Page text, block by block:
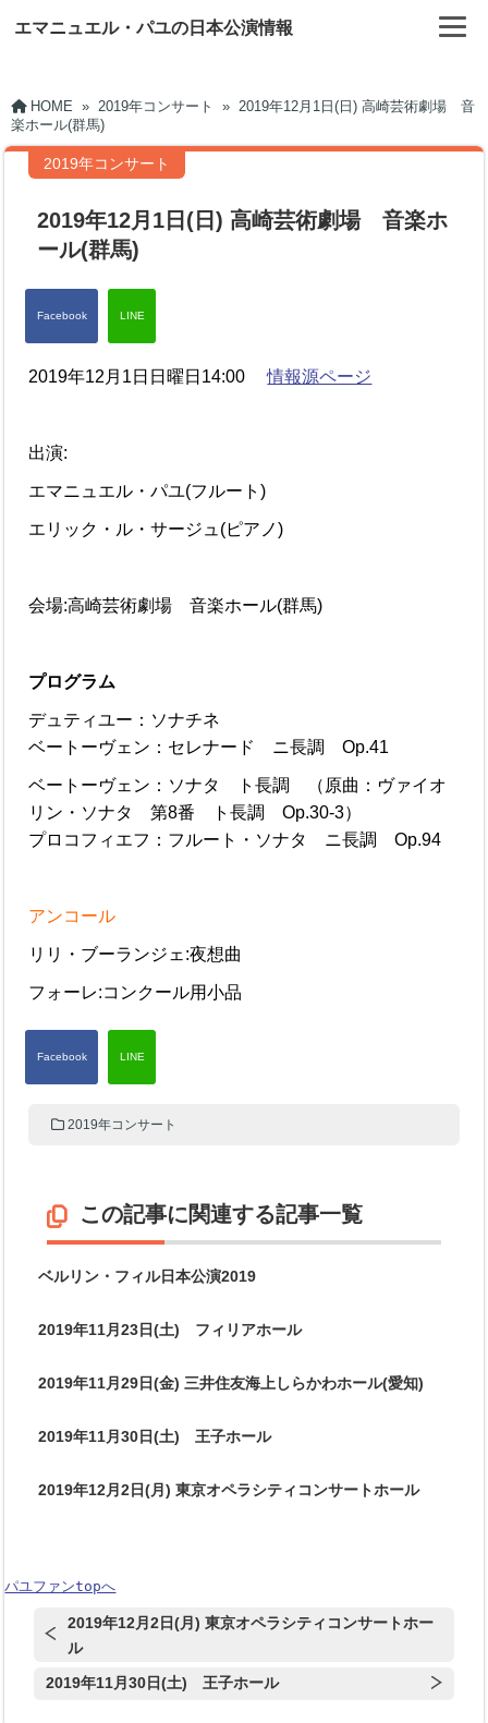
エマニュエル・パユの日本公演情報
HOME » 2019年コンサート » 2019年12月1日(日) 高崎芸術劇場 音
楽ホール(群馬)
2019年コンサート
2019年12月1日(日) 高崎芸術劇場 音楽ホ
ール(群馬)
2019年12月1日日曜日14:00情報源ページ
出演:
エマニュエル・パユ(フルート)
エリック・ル・サージュ(ピアノ)
会場:高崎芸術劇場 音楽ホール(群馬)
プログラム
デュティユー：ソナチネ
ベートーヴェン：セレナード ニ長調 Op.41
ベートーヴェン：ソナタ ト長調 （原曲：ヴァイオ
リン・ソナタ 第8番 ト長調 Op.30-3）
プロコフィエフ：フルート・ソナタ ニ長調 Op.94
アンコール
リリ・ブーランジェ:夜想曲
フォーレ:コンクール用小品
2019年コンサート
この記事に関連する記事一覧
ベルリン・フィル日本公演2019
2019年11月23日(土) フィリアホール
2019年11月29日(金) 三井住友海上しらかわホール(愛知)
2019年11月30日(土) 王子ホール
2019年12月2日(月) 東京オペラシティコンサートホール
パユファンtopへ
2019年12月2日(月) 東京オペラシティコンサートホー
ル
2019年11月30日(土) 王子ホール